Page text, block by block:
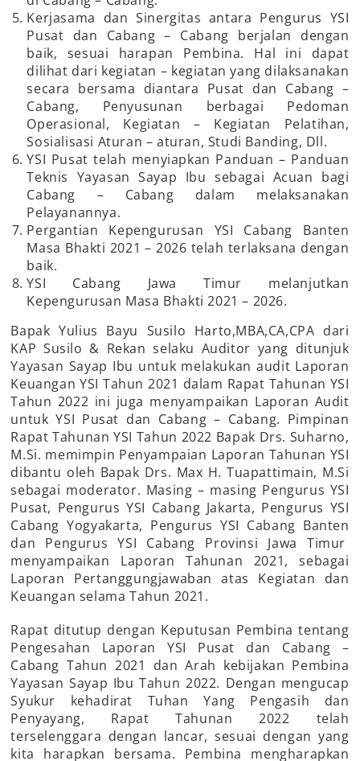
Kerjasama dan Sinergitas antara Pengurus YSI
Pusat dan Cabang – Cabang berjalan dengan
baik, sesuai harapan Pembina. Hal ini dapat
dilihat dari kegiatan – kegiatan yang dilaksanakan
secara bersama diantara Pusat dan Cabang –
Cabang, Penyusunan berbagai Pedoman
Operasional, Kegiatan – Kegiatan Pelatihan,
Sosialisasi Aturan – aturan, Studi Banding, Dll.
YSI Pusat telah menyiapkan Panduan – Panduan
Teknis Yayasan Sayap Ibu sebagai Acuan bagi
Cabang – Cabang dalam melaksanakan
Pelayanannya.
Pergantian Kepengurusan YSI Cabang Banten
Masa Bhakti 2021 – 2026 telah terlaksana dengan
baik.
YSI Cabang Jawa Timur melanjutkan
Kepengurusan Masa Bhakti 2021 – 2026.
Bapak Yulius Bayu Susilo Harto,MBA,CA,CPA dari
KAP Susilo & Rekan selaku Auditor yang ditunjuk
Yayasan Sayap Ibu untuk melakukan audit Laporan
Keuangan YSI Tahun 2021 dalam Rapat Tahunan YSI
Tahun 2022 ini juga menyampaikan Laporan Audit
untuk YSI Pusat dan Cabang – Cabang. Pimpinan
Rapat Tahunan YSI Tahun 2022 Bapak Drs. Suharno,
M.Si. memimpin Penyampaian Laporan Tahunan YSI
dibantu oleh Bapak Drs. Max H. Tuapattimain, M.Si
sebagai moderator. Masing – masing Pengurus YSI
Pusat, Pengurus YSI Cabang Jakarta, Pengurus YSI
Cabang Yogyakarta, Pengurus YSI Cabang Banten
dan Pengurus YSI Cabang Provinsi Jawa Timur
menyampaikan Laporan Tahunan 2021, sebagai
Laporan Pertanggungjawaban atas Kegiatan dan
Keuangan selama Tahun 2021.
Rapat ditutup dengan Keputusan Pembina tentang
Pengesahan Laporan YSI Pusat dan Cabang –
Cabang Tahun 2021 dan Arah kebijakan Pembina
Yayasan Sayap Ibu Tahun 2022. Dengan mengucap
Syukur kehadirat Tuhan Yang Pengasih dan
Penyayang, Rapat Tahunan 2022 telah
terselenggara dengan lancar, sesuai dengan yang
kita harapkan bersama. Pembina mengharapkan